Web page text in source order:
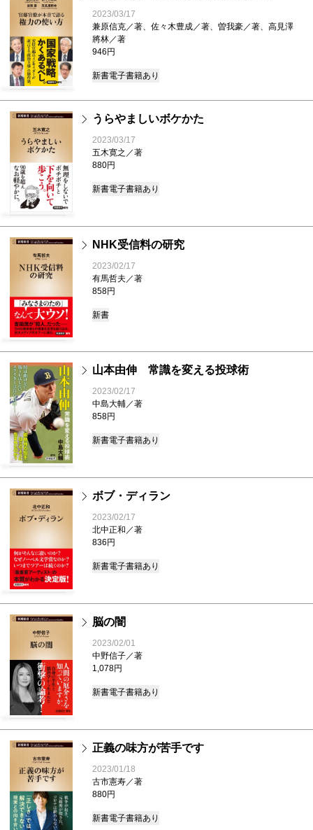
2023/03/17
兼原信克／著、佐々木豊成／著、曽我豪／著、高見澤
將林／著
946円
新書電子書籍あり
うらやましいボケかた
2023/03/17
五木寛之／著
880円
新書電子書籍あり
NHK受信料の研究
2023/02/17
有馬哲夫／著
858円
新書
山本由伸 常識を変える投球術
2023/02/17
中島大輔／著
858円
新書電子書籍あり
ボブ・ディラン
2023/02/17
北中正和／著
836円
新書電子書籍あり
脳の闇
2023/02/01
中野信子／著
1,078円
新書電子書籍あり
正義の味方が苦手です
2023/01/18
古市憲寿／著
880円
新書電子書籍あり